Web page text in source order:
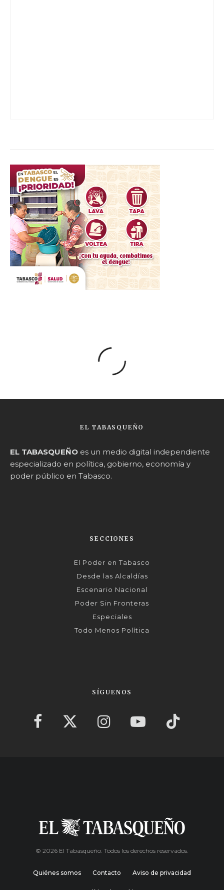
EL TABASQUEÑO
EL TABASQUEÑO es un medio digital independiente
especializado en política, gobierno, economía y
poder público en Tabasco.
SECCIONES
El Poder en Tabasco
Desde las Alcaldías
Escenario Nacional
Poder Sin Fronteras
Especiales
Todo Menos Política
SÍGUENOS
© 2026 El Tabasqueño. Todos los derechos reservados.
Quiénes somos Contacto Aviso de privacidad